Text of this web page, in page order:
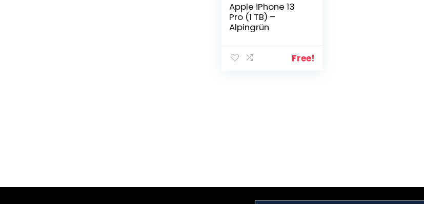
Apple iPhone 13
Pro (1 TB) –
Alpingrün
Free!